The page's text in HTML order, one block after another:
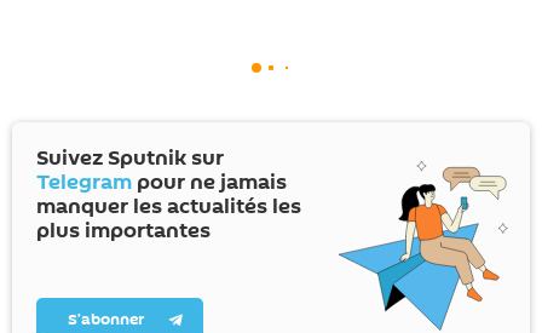
Suivez Sputnik sur
Telegram pour ne jamais
manquer les actualités les
plus importantes
S’abonner